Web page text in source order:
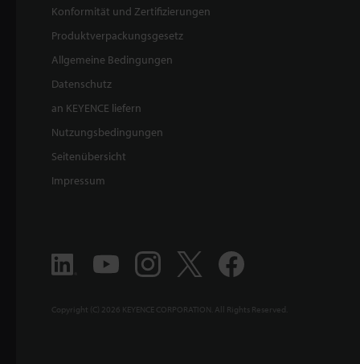
Konformität und Zertifizierungen
Produktverpackungsgesetz
Allgemeine Bedingungen
Datenschutz
an KEYENCE liefern
Nutzungsbedingungen
Seitenübersicht
Impressum
Copyright (C) 2026 KEYENCE CORPORATION. All Rights Reserved.